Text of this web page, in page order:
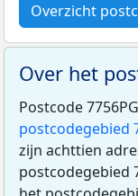
Overzicht
Over het
Postcode
postcodegebied
zijn achttien
postcodegebied